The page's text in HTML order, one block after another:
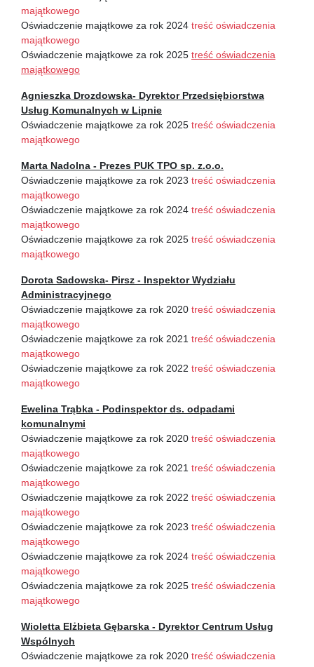
majątkowego
Oświadczenie majątkowe za rok 2024 treść oświadczenia
majątkowego
Oświadczenie majątkowe za rok 2025 treść oświadczenia
majątkowego
Agnieszka Drozdowska- Dyrektor Przedsiębiorstwa
Usług Komunalnych w Lipnie
Oświadczenie majątkowe za rok 2025 treść oświadczenia
majątkowego
Marta Nadolna - Prezes PUK TPO sp. z.o.o.
Oświadczenie majątkowe za rok 2023 treść oświadczenia
majątkowego
Oświadczenie majątkowe za rok 2024 treść oświadczenia
majątkowego
Oświadczenie majątkowe za rok 2025 treść oświadczenia
majątkowego
Dorota Sadowska- Pirsz - Inspektor Wydziału
Administracyjnego
Oświadczenie majątkowe za rok 2020 treść oświadczenia
majątkowego
Oświadczenie majątkowe za rok 2021 treść oświadczenia
majątkowego
Oświadczenie majątkowe za rok 2022 treść oświadczenia
majątkowego
Ewelina Trąbka - Podinspektor ds. odpadami
komunalnymi
Oświadczenie majątkowe za rok 2020 treść oświadczenia
majątkowego
Oświadczenie majątkowe za rok 2021 treść oświadczenia
majątkowego
Oświadczenie majątkowe za rok 2022 treść oświadczenia
majątkowego
Oświadczenie majątkowe za rok 2023 treść oświadczenia
majątkowego
Oświadczenie majątkowe za rok 2024 treść oświadczenia
majątkowego
Oświadczenia majątkowe za rok 2025 treść oświadczenia
majątkowego
Wioletta Elżbieta Gębarska - Dyrektor Centrum Usług
Wspólnych
Oświadczenie majątkowe za rok 2020 treść oświadczenia